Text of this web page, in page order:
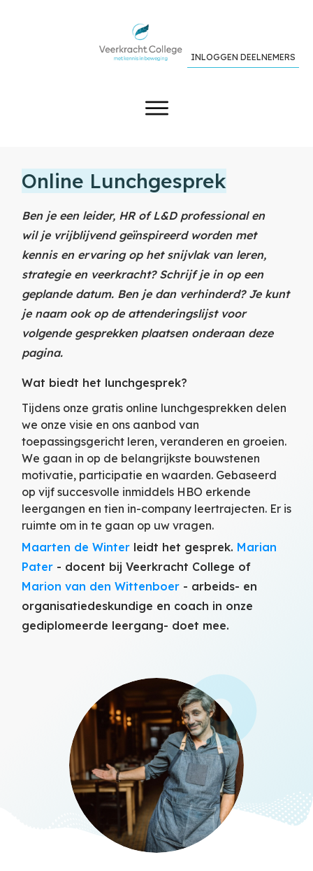
INLOGGEN DEELNEMERS
Online Lunchgesprek
Ben je een leider, HR of L&D professional en
wil je vrijblijvend geïnspireerd worden met
kennis en ervaring op het snijvlak van leren,
strategie en veerkracht? Schrijf je in op een
geplande datum. Ben je dan verhinderd? Je kunt
je naam ook op de attenderingslijst voor
volgende gesprekken plaatsen onderaan deze
pagina.
Wat biedt het lunchgesprek?
Tijdens onze gratis online lunchgesprekken delen
we onze visie en ons aanbod van
toepassingsgericht leren, veranderen en groeien.
We gaan in op de belangrijkste bouwstenen
motivatie, participatie en waarden. Gebaseerd
op vijf succesvolle inmiddels HBO erkende
leergangen en tien in-company leertrajecten. Er is
ruimte om in te gaan op uw vragen.
Maarten de Winter leidt het gesprek. Marian
Pater - docent bij Veerkracht College of
Marion van den Wittenboer - arbeids- en
organisatiedeskundige en coach in onze
gediplomeerde leergang- doet mee.